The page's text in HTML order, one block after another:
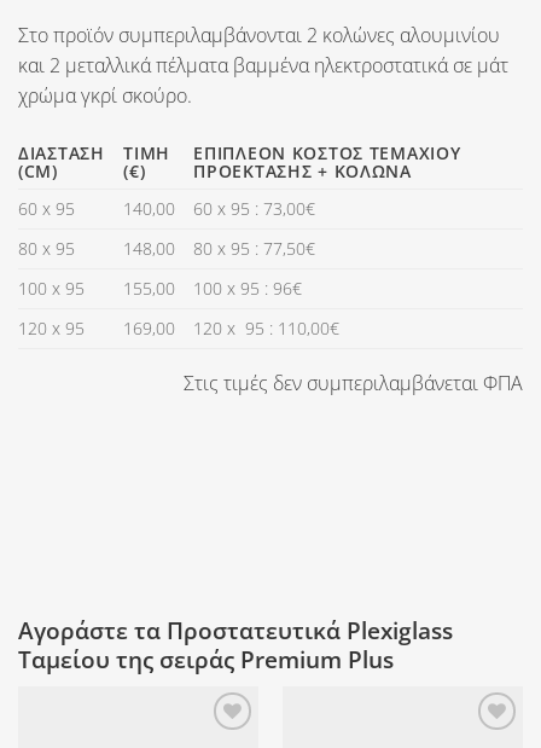
Στο προϊόν συμπεριλαμβάνονται 2 κολώνες αλουμινίου
και 2 μεταλλικά πέλματα βαμμένα ηλεκτροστατικά σε μάτ
χρώμα γκρί σκούρο.
ΔΙΆΣΤΑΣΗ
(CM)
ΤΙΜΉ
(€)
ΕΠΙΠΛΈΟΝ ΚΌΣΤΟΣ ΤΕΜΑΧΊΟΥ
ΠΡΟΈΚΤΑΣΗΣ + ΚΟΛΏΝΑ
60 x 95
140,00
60 x 95 : 73,00€
80 x 95
148,00
80 x 95 : 77,50€
100 x 95
155,00
100 x 95 : 96€
120 x 95
169,00 120 x 95 : 110,00€
Στις τιμές δεν συμπεριλαμβάνεται ΦΠΑ
Αγοράστε τα Προστατευτικά Plexiglass
Ταμείου της σειράς Premium Plus